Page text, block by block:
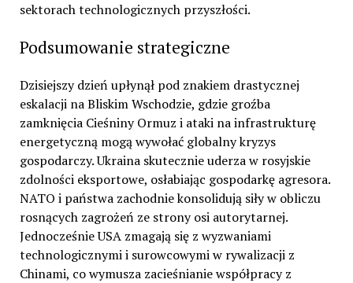
sektorach technologicznych przyszłości.
Podsumowanie strategiczne
Dzisiejszy dzień upłynął pod znakiem drastycznej
eskalacji na Bliskim Wschodzie, gdzie groźba
zamknięcia Cieśniny Ormuz i ataki na infrastrukturę
energetyczną mogą wywołać globalny kryzys
gospodarczy. Ukraina skutecznie uderza w rosyjskie
zdolności eksportowe, osłabiając gospodarkę agresora.
NATO i państwa zachodnie konsolidują siły w obliczu
rosnących zagrożeń ze strony osi autorytarnej.
Jednocześnie USA zmagają się z wyzwaniami
technologicznymi i surowcowymi w rywalizacji z
Chinami, co wymusza zacieśnianie współpracy z